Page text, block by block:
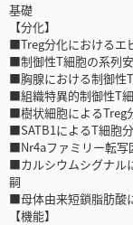
基礎
【分化】
■Treg分化における
■制御性T細胞の系列
■胸腺における制御
■組織特異的制御性T
■樹状細胞による
■SATB1によるT細胞
■Nr4aファミリー転
■カルシウムシグナル
嗣
■母体由来短鎖脂肪酸
【機能】